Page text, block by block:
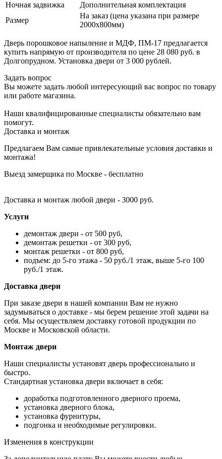
Ночная задвижка
Дополнительная комплектация
Размер
На заказ (цена указана при размере
2000х800мм)
Дверь порошковое напыление и МДФ, ПМ-17 предлагается
купить напрямую от производителя по цене 28 080 руб. в
Долгопрудном. Установка двери от 3 000 рублей.
Задать вопрос
Вы можете задать любой интересующий вас вопрос по товару
или работе магазина.
Наши квалифицированные специалисты обязательно вам
помогут.
Доставка и монтаж
Предлагаем Вам самые привлекательные условия доставки и
монтажа!
Выезд замерщика по Москве - бесплатно
Доставка и монтаж любой двери - 3000 руб.
Услуги
демонтаж двери - от 500 руб,
демонтаж решетки - от 300 руб,
монтаж решетки - от 800 руб,
подъем: до 5-го этажа - 50 руб./1 этаж, выше 5-го 100
руб./1 этаж.
Доставка двери
При заказе двери в нашей компании Вам не нужно
задумываться о доставке - мы берем решение этой задачи на
себя. Мы осуществляем доставку готовой продукции по
Москве и Московской области.
Монтаж двери
Наши специалисты установят дверь профессионально и
быстро.
Стандартная установка двери включает в себя:
доработка подготовленного дверного проема,
установка дверного блока,
установка фурнитуры,
подгонка и необходимые регулировки.
Изменения в конструкции